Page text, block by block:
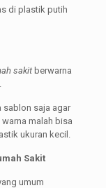
di plastik putih
sakitberwarna
sablon saja agar
malah bisa
ukuran kecil.
Sakit
umum